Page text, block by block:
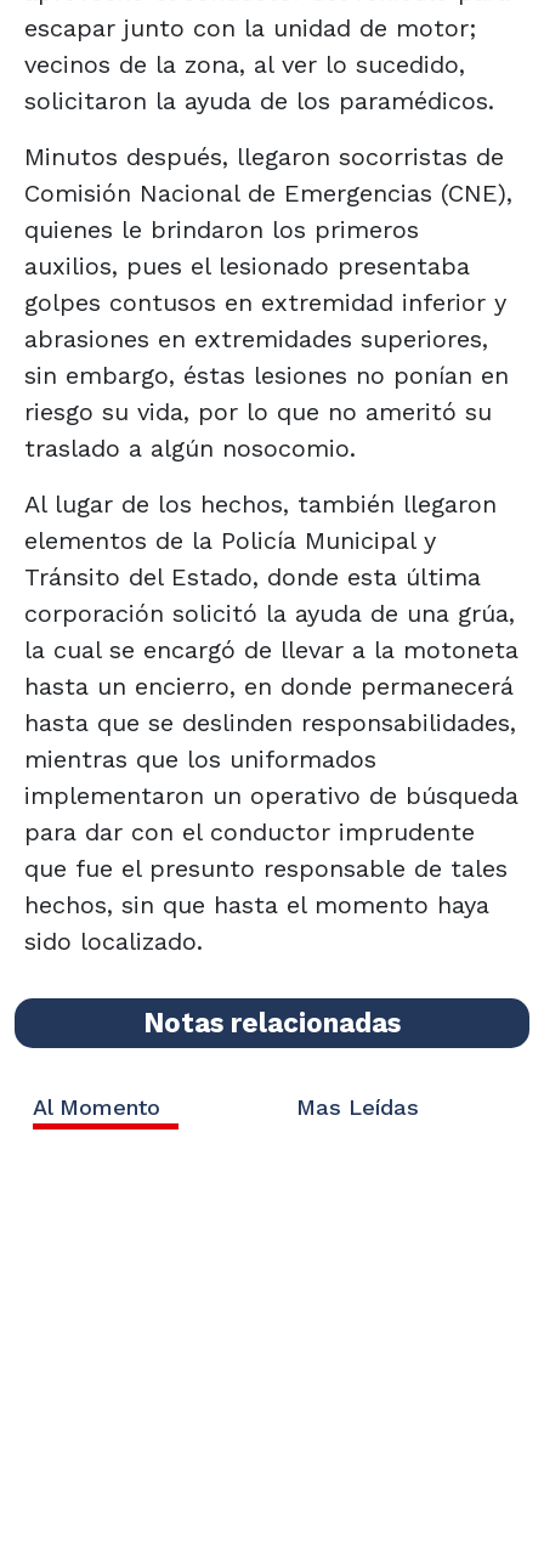
escapar junto con la unidad de motor;
vecinos de la zona, al ver lo sucedido,
solicitaron la ayuda de los paramédicos.
Minutos después, llegaron socorristas de
Comisión Nacional de Emergencias (CNE),
quienes le brindaron los primeros
auxilios, pues el lesionado presentaba
golpes contusos en extremidad inferior y
abrasiones en extremidades superiores,
sin embargo, éstas lesiones no ponían en
riesgo su vida, por lo que no ameritó su
traslado a algún nosocomio.
Al lugar de los hechos, también llegaron
elementos de la Policía Municipal y
Tránsito del Estado, donde esta última
corporación solicitó la ayuda de una grúa,
la cual se encargó de llevar a la motoneta
hasta un encierro, en donde permanecerá
hasta que se deslinden responsabilidades,
mientras que los uniformados
implementaron un operativo de búsqueda
para dar con el conductor imprudente
que fue el presunto responsable de tales
hechos, sin que hasta el momento haya
sido localizado.
Notas relacionadas
Al Momento Mas Leídas